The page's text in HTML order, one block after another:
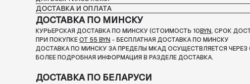
ДОСТАВКА И ОПЛАТА
ДОСТАВКА ПО МИНСКУ
КУРЬЕРСКАЯ ДОСТАВКА ПО МИНСКУ (СТОИМОСТЬ 10BYN, СРОК
ПРИ ПОКУПКЕОТ 55 BYN - БЕСПЛАТНАЯ ДОСТАВКА ПО МИНСКУ
ДОСТАВКА ПО МИНСКУ ЗА ПРЕДЕЛЫ МКАД ОСУЩЕСТВЛЯЕТСЯ ЧЕРЕЗ
БОЛЕЕ ПОДРОБНАЯ ИНФОРМАЦИЯ В РАЗДЕЛЕ ДОСТАВКА.
ДОСТАВКА ПО БЕЛАРУСИ